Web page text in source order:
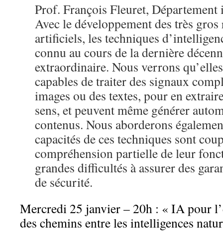
Prof. François Fleuret,
Avec le développement des très gros
artificiels, les techniques
connu au cours de la dernière
extraordinaire. Nous verrons
capables de traiter des signaux
images ou des textes, pour en
sens, et peuvent même générer
contenus. Nous aborderons
capacités de ces techniques sont
compréhension partielle de leur
grandes difficultés à assurer des
de sécurité.
Mercredi 25 janvier – 20h : « IA pour
des chemins entre les intelligences